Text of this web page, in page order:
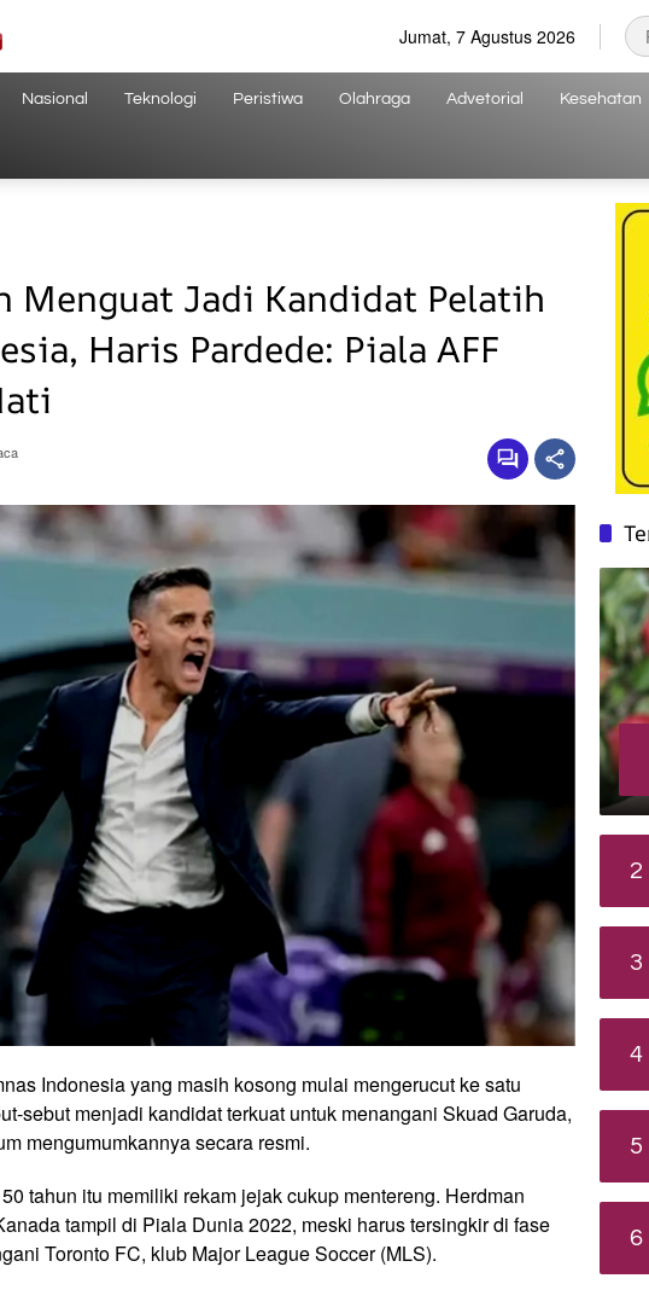
Jumat, 7 Agustus 2026
Nasional Teknologi Peristiwa Olahraga Advetorial Kesehatan
Menguat Jadi Kandidat Pelatih
Haris Pardede: Piala AFF
Indonesia yang masih kosong mulai mengerucut ke satu
sebut menjadi kandidat terkuat untuk menangani Skuad Garuda,
mengumumkannya secara resmi.
tahun itu memiliki rekam jejak cukup mentereng. Herdman
tampil di Piala Dunia 2022, meski harus tersingkir di fase
Toronto FC, klub Major League Soccer (MLS).
2
3
4
5
6